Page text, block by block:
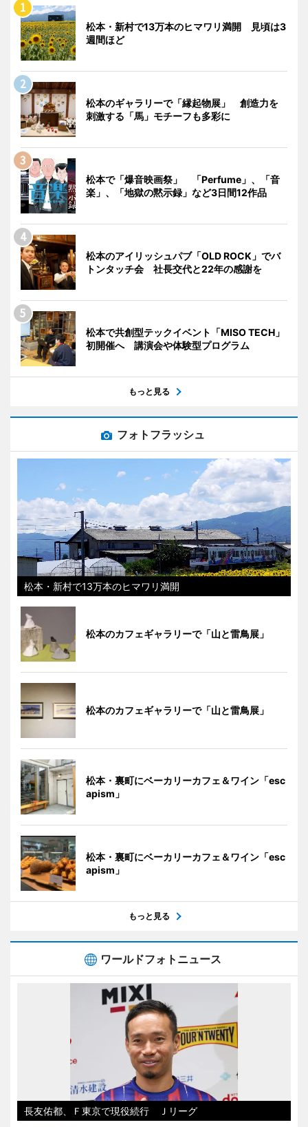
松本・新村で13万本のヒマワリ満開 見頃は3
週間ほど
松本のギャラリーで「縁起物展」 創造力を
刺激する「馬」モチーフも多彩に
松本で「爆音映画祭」 「Perfume」、「音
楽」、「地獄の黙示録」など3日間12作品
松本のアイリッシュパブ「OLD ROCK」でバ
トンタッチ会 社長交代と22年の感謝を
松本で共創型テックイベント「MISO TECH」
初開催へ 講演会や体験型プログラム
もっと見る
フォトフラッシュ
松本・新村で13万本のヒマワリ満開
松本のカフェギャラリーで「山と雷鳥展」
松本のカフェギャラリーで「山と雷鳥展」
松本・裏町にベーカリーカフェ＆ワイン「esc
apism」
松本・裏町にベーカリーカフェ＆ワイン「esc
apism」
もっと見る
ワールドフォトニュース
長友佑都、Ｆ東京で現役続行 Ｊリーグ